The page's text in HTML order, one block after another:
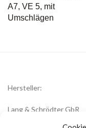
A7, VE 5, mit
Umschlägen
Hersteller:
Lang & Schrödter GbR
Königsberger Str. 8